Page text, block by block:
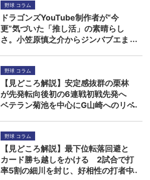
野球 コラム
ドラゴンズYouTube制作者が“今
更”気づいた「推し活」の素晴らし
さ。小笠原慎之介からジンバブエま
野球 コラム
【見どころ解説】安定感抜群の栗林
が先発転向後初の6連戦初戦先発へ
ベテラン菊池を中心にG山崎へのリベ
野球 コラム
【見どころ解説】最下位転落回避と
カード勝ち越しをかける 2試合で打
率5割の細川を封じ、好相性の打者中